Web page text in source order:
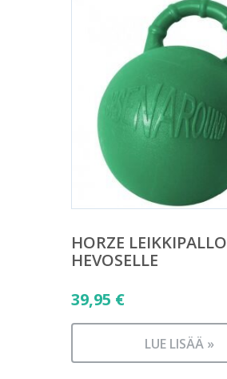
HORZE LEIKKIPALLO
HEVOSELLE
39,95 €
LUE LISÄÄ »